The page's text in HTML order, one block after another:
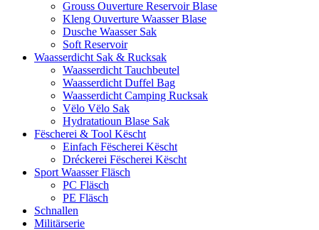
Grouss Ouverture Reservoir Blase
Kleng Ouverture Waasser Blase
Dusche Waasser Sak
Soft Reservoir
Waasserdicht Sak & Rucksak
Waasserdicht Tauchbeutel
Waasserdicht Duffel Bag
Waasserdicht Camping Rucksak
Vëlo Vëlo Sak
Hydratatioun Blase Sak
Fëscherei & Tool Këscht
Einfach Fëscherei Këscht
Dréckerei Fëscherei Këscht
Sport Waasser Fläsch
PC Fläsch
PE Fläsch
Schnallen
Militärserie